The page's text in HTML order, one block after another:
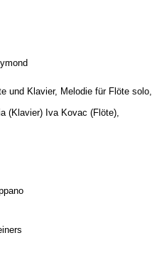
und Klavier, Melodie für Flöte solo,
(Klavier) Iva Kovac (Flöte),